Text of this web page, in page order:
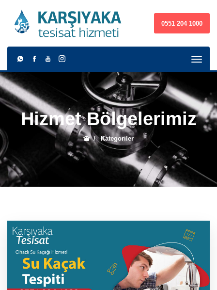
0551 204 1000
Hizmet Bölgelerimiz
Kategoriler